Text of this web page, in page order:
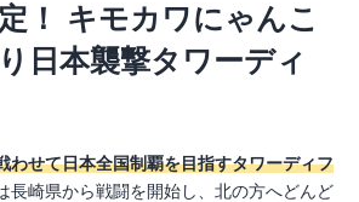
！ キモカワにゃんこ
日本襲撃タワーディ
わせて日本全国制覇を目指すタワーディフ
長崎県から戦闘を開始し、北の方へどんど